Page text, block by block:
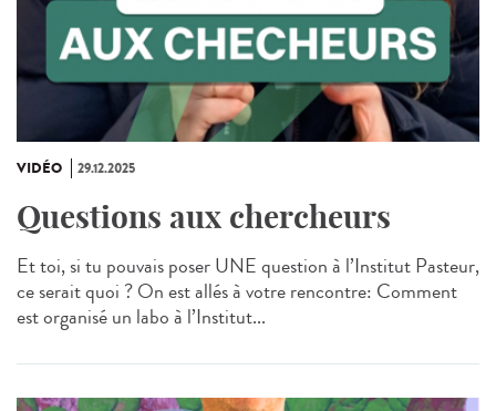
VIDÉO 29.12.2025
Questions aux chercheurs
Et toi, si tu pouvais poser UNE question à l’Institut Pasteur,
ce serait quoi ? On est allés à votre rencontre: Comment
est organisé un labo à l’Institut...